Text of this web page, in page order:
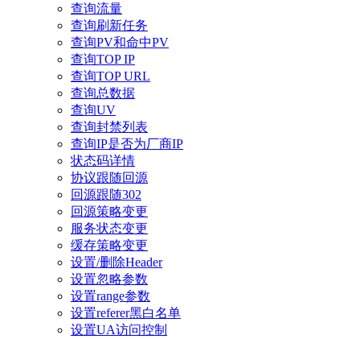
查询流量
查询刷新任务
查询PV和命中PV
查询TOP IP
查询TOP URL
查询总数据
查询UV
查询封禁列表
查询IP是否为厂商IP
状态码详情
协议跟随回源
回源跟随302
回源策略变更
服务状态变更
缓存策略变更
设置/删除Header
设置忽略参数
设置range参数
设置referer黑白名单
设置UA访问控制